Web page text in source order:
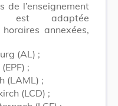
de l’enseignement
est adaptée
annexées,
(AL) ;
;
(LAML) ;
(LCD) ;